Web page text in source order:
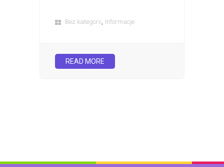
Bez kategorii, Informacje
READ MORE